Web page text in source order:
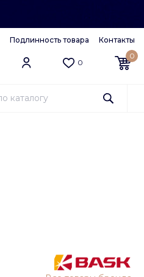
Подлинность товара Контакты
0
0